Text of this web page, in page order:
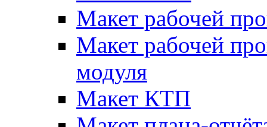
Макет рабочей
Макет рабочей
модуля
Макет КТП